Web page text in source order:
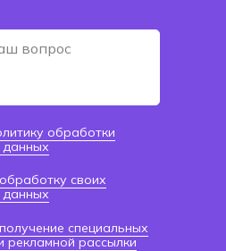
обработки
данных
своих
данных
получение специальных
рекламной рассылки